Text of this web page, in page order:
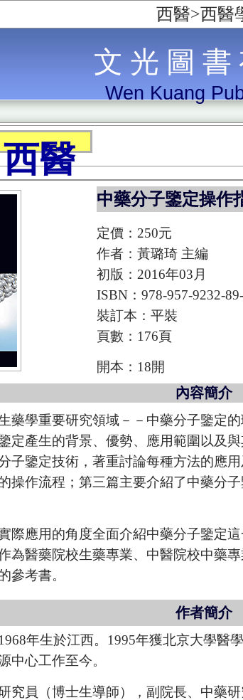
西醫>西醫
文 光 圖 書
Wen Kuang
西醫
中藥分子鑒定操作
定價：250元
作者：黃璐琦 主編
初版：2016年03月
ISBN：978-957-9232-
裝訂本：平裝
頁數：176頁
開本：18開
內容簡介
藥學重要研究領域－－ 中藥分子鑒定
定產生的背景、優勢、應用範圍以及
子鑒定技術，著重討論每種方法的應
操作流程；第三篇主要介紹了中藥分
際應用的角度全面介紹中藥分子鑒定
為醫藥院校生藥專業、中醫院校中藥
參考書。
作者簡介
年生於江西。1995年獲北京大學醫
中心工作至今。
究員（博士生導師），副院長、中藥